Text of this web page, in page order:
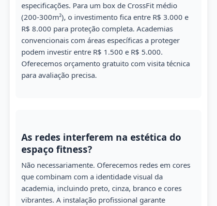
especificações. Para um box de CrossFit médio
(200-300m²), o investimento fica entre R$ 3.000 e
R$ 8.000 para proteção completa. Academias
convencionais com áreas específicas a proteger
podem investir entre R$ 1.500 e R$ 5.000.
Oferecemos orçamento gratuito com visita técnica
para avaliação precisa.
As redes interferem na estética do
espaço fitness?
Não necessariamente. Oferecemos redes em cores
que combinam com a identidade visual da
academia, incluindo preto, cinza, branco e cores
vibrantes. A instalação profissional garante